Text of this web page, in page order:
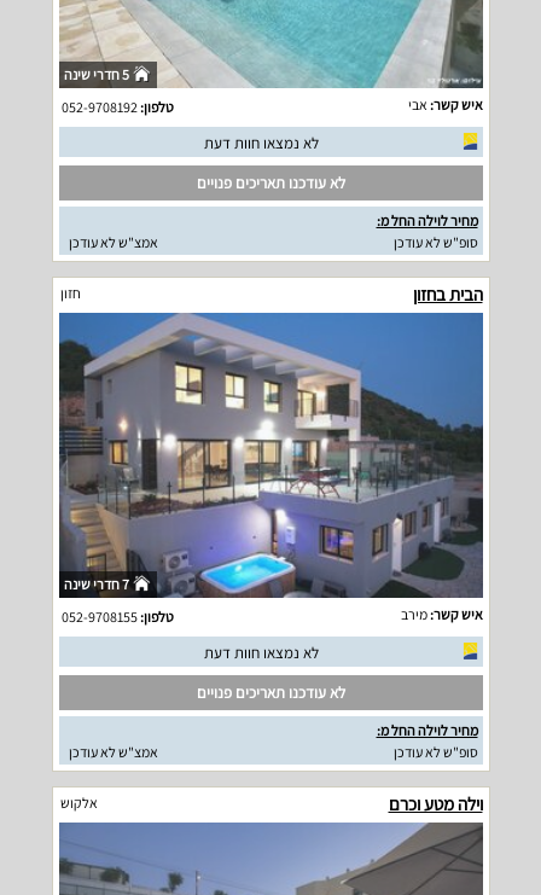
5 חדרי שינה
איש קשר: אבי טלפון:052-9708192
לא נמצאו חוות דעת
לא עודכנו תאריכים פנויים
מחיר לוילה החל מ:
סופ"ש לא עודכן
אמצ"ש לא עודכן
הבית בחזון חזון
7 חדרי שינה
איש קשר:מירב טלפון:052-9708155
לא נמצאו חוות דעת
לא עודכנו תאריכים פנויים
מחיר לוילה החל מ:
סופ"ש לא עודכן
אמצ"ש לא עודכן
וילה מטע וכרם אלקוש